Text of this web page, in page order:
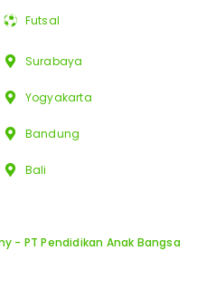
Futsal
Surabaya
Yogyakarta
Bandung
Bali
- PT Pendidikan Anak Bangsa